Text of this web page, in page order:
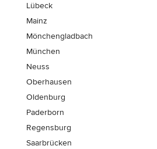
Lübeck
Mainz
Mönchen­gladbach
München
Neuss
Oberhausen
Oldenburg
Paderborn
Regensburg
Saarbrücken